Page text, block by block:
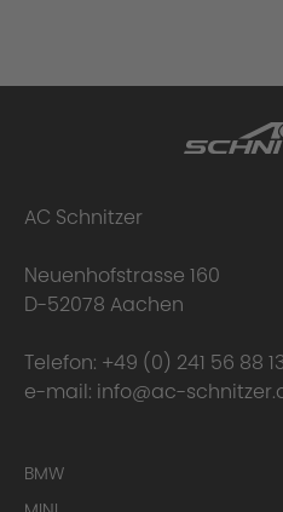
AC Schnitzer
Neuenhofstrasse 160
D-52078 Aachen
Telefon: +49 (0) 241 56 88
e-mail: info@ac-
BMW